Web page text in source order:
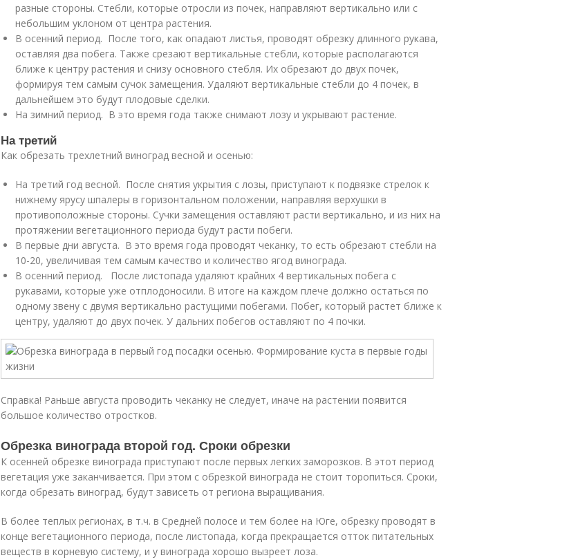
разные стороны. Стебли, которые отросли из почек, направляют вертикально или с
небольшим уклоном от центра растения.
В осенний период. После того, как опадают листья, проводят обрезку длинного рукава,
оставляя два побега. Также срезают вертикальные стебли, которые располагаются
ближе к центру растения и снизу основного стебля. Их обрезают до двух почек,
формируя тем самым сучок замещения. Удаляют вертикальные стебли до 4 почек, в
дальнейшем это будут плодовые сделки.
На зимний период. В это время года также снимают лозу и укрывают растение.
На третий
Как обрезать трехлетний виноград весной и осенью:
На третий год весной. После снятия укрытия с лозы, приступают к подвязке стрелок к
нижнему ярусу шпалеры в горизонтальном положении, направляя верхушки в
противоположные стороны. Сучки замещения оставляют расти вертикально, и из них на
протяжении вегетационного периода будут расти побеги.
В первые дни августа. В это время года проводят чеканку, то есть обрезают стебли на
10-20, увеличивая тем самым качество и количество ягод винограда.
В осенний период. После листопада удаляют крайних 4 вертикальных побега с
рукавами, которые уже отплодоносили. В итоге на каждом плече должно остаться по
одному звену с двумя вертикально растущими побегами. Побег, который растет ближе к
центру, удаляют до двух почек. У дальних побегов оставляют по 4 почки.
Справка! Раньше августа проводить чеканку не следует, иначе на растении появится
большое количество отростков.
Обрезка винограда второй год. Сроки обрезки
К осенней обрезке винограда приступают после первых легких заморозков. В этот период
вегетация уже заканчивается. При этом с обрезкой винограда не стоит торопиться. Сроки,
когда обрезать виноград, будут зависеть от региона выращивания.
В более теплых регионах, в т.ч. в Средней полосе и тем более на Юге, обрезку проводят в
конце вегетационного периода, после листопада, когда прекращается отток питательных
веществ в корневую систему, и у винограда хорошо вызреет лоза.